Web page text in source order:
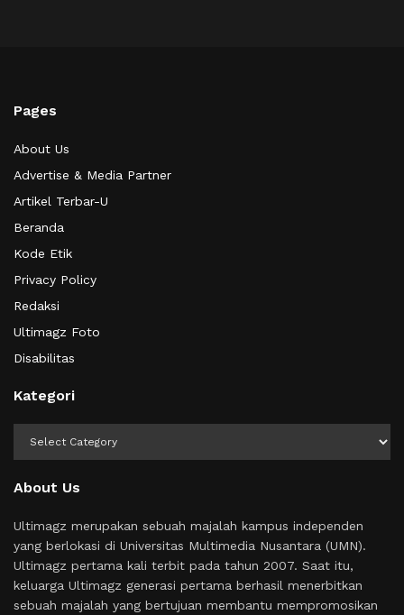
Pages
About Us
Advertise & Media Partner
Artikel Terbar-U
Beranda
Kode Etik
Privacy Policy
Redaksi
Ultimagz Foto
Disabilitas
Kategori
About Us
Ultimagz merupakan sebuah majalah kampus independen
yang berlokasi di Universitas Multimedia Nusantara (UMN).
Ultimagz pertama kali terbit pada tahun 2007. Saat itu,
keluarga Ultimagz generasi pertama berhasil menerbitkan
sebuah majalah yang bertujuan membantu mempromosikan